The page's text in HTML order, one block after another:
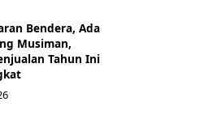
Bendera, Ada
Musiman,
Tahun Ini